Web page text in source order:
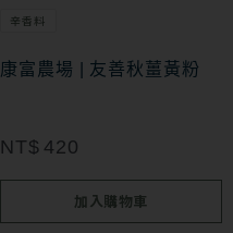
辛香料
康富農場 | 友善秋薑黃粉
NT$ 420
加入購物車